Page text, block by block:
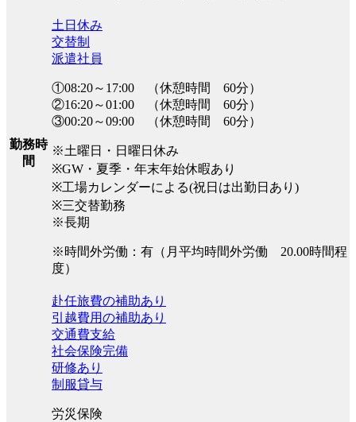
勤務時
間
土日休み
交替制
派遣社員
①08:20～17:00 （休憩時間 60分）
②16:20～01:00 （休憩時間 60分）
③00:20～09:00 （休憩時間 60分）
※土曜日・日曜日休み
※GW・夏季・年末年始休暇あり
※工場カレンダーによる(祝日は出勤日あり)
※三交替勤務
※長期
※時間外労働：有（月平均時間外労働 20.00時間程
度）
赴任旅費の補助あり
引越費用の補助あり
交通費支給
社会保険完備
研修あり
制服貸与
労災保険